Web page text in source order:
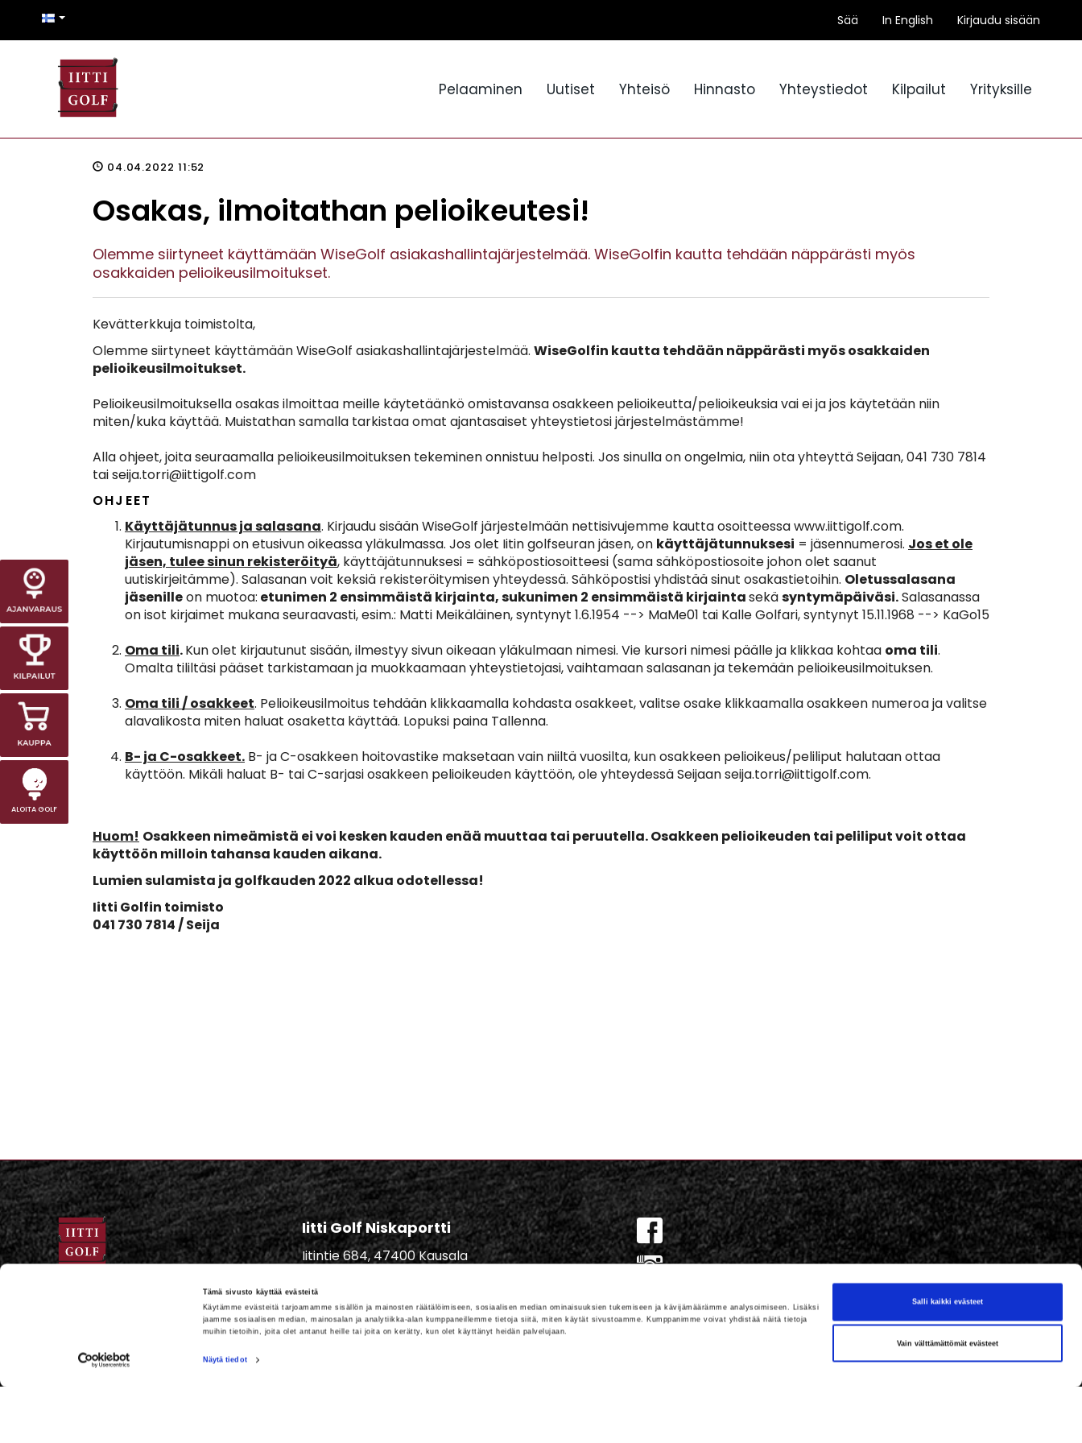
Tämä sivusto käyttää evästeitä
Käytämme evästeitä tarjoamamme sisällön ja mainosten räätälöimiseen, sosiaalisen median ominaisuuksien tukemiseen ja kävijämäärämme analysoimiseen. Lisäksi
jaamme sosiaalisen median, mainosalan ja analytiikka-alan kumppaneillemme tietoja siitä, miten käytät sivustoamme. Kumppanimme voivat yhdistää näitä tietoja
muihin tietoihin, joita olet antanut heille tai joita on kerätty, kun olet käyttänyt heidän palvelujaan.
Näytä tiedot
Salli kaikki evästeet
Vain välttämättömät evästeet
Sää In English Kirjaudu sisään
Pelaaminen Uutiset Yhteisö Hinnasto Yhteystiedot Kilpailut Yrityksille
ALOITA GOLF
04.04.2022 11:52
Osakas, ilmoitathan pelioikeutesi!
Olemme siirtyneet käyttämään WiseGolf asiakashallintajärjestelmää. WiseGolfin kautta tehdään näppärästi myös
osakkaiden pelioikeusilmoitukset.
Kevätterkkuja toimistolta,
Olemme siirtyneet käyttämään WiseGolf asiakashallintajärjestelmää. WiseGolfin kautta tehdään näppärästi myös osakkaiden
pelioikeusilmoitukset.
Pelioikeusilmoituksella osakas ilmoittaa meille käytetäänkö omistavansa osakkeen pelioikeutta/pelioikeuksia vai ei ja jos käytetään niin
miten/kuka käyttää. Muistathan samalla tarkistaa omat ajantasaiset yhteystietosi järjestelmästämme!
Alla ohjeet, joita seuraamalla pelioikeusilmoituksen tekeminen onnistuu helposti. Jos sinulla on ongelmia, niin ota yhteyttä Seijaan, 041 730 7814
tai seija.torri@iittigolf.com
OHJEET
Käyttäjätunnus ja salasana. Kirjaudu sisään WiseGolf järjestelmään nettisivujemme kautta osoitteessa www.iittigolf.com.
Kirjautumisnappi on etusivun oikeassa yläkulmassa. Jos olet Iitin golfseuran jäsen, on käyttäjätunnuksesi = jäsennumerosi. Jos et ole
jäsen, tulee sinun rekisteröityä, käyttäjätunnuksesi = sähköpostiosoitteesi (sama sähköpostiosoite johon olet saanut
uutiskirjeitämme). Salasanan voit keksiä rekisteröitymisen yhteydessä. Sähköpostisi yhdistää sinut osakastietoihin. Oletussalasana
jäsenilleon muotoa: etunimen 2 ensimmäistä kirjainta, sukunimen 2 ensimmäistä kirjaintasekäsyntymäpäiväsi.Salasanassa
on isot kirjaimet mukana seuraavasti, esim.: Matti Meikäläinen, syntynyt 1.6.1954 --> MaMe01 tai Kalle Golfari, syntynyt 15.11.1968 --> KaGo15
Oma tili.Kun olet kirjautunut sisään, ilmestyy sivun oikeaan yläkulmaan nimesi. Vie kursori nimesi päälle ja klikkaa kohtaa oma tili.
Omalta tililtäsi pääset tarkistamaan ja muokkaamaan yhteystietojasi, vaihtamaan salasanan ja tekemään pelioikeusilmoituksen.
Oma tili / osakkeet. Pelioikeusilmoitus tehdään klikkaamalla kohdasta osakkeet, valitse osake klikkaamalla osakkeen numeroa ja valitse
alavalikosta miten haluat osaketta käyttää. Lopuksi paina Tallenna.
B- ja C-osakkeet. B- ja C-osakkeen hoitovastike maksetaan vain niiltä vuosilta, kun osakkeen pelioikeus/peliliput halutaan ottaa
käyttöön. Mikäli haluat B- tai C-sarjasi osakkeen pelioikeuden käyttöön, ole yhteydessä Seijaan seija.torri@iittigolf.com.
​​​​​​​Huom! Osakkeen nimeämistä ei voi kesken kauden enää muuttaa tai peruutella. Osakkeen pelioikeuden tai peliliput voit ottaa
käyttöön milloin tahansa kauden aikana.
Lumien sulamista ja golfkauden 2022 alkua odotellessa!
Iitti Golfin toimisto
041 730 7814 / Seija
Iitti Golf Niskaportti
Iitintie 684, 47400 Kausala
Caddiemaster
caddiemaster@iittigolf.com
029 1700 757 (44snt/min+ppm)